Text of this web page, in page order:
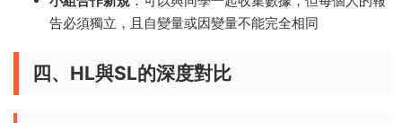
告必須獨立，且自變量或因變量不能完全相同
四、HL與SL的深度對比